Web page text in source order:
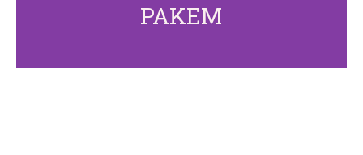
PAKEM